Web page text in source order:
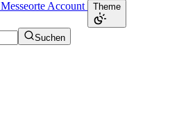
Messeorte Account Theme
Suchen